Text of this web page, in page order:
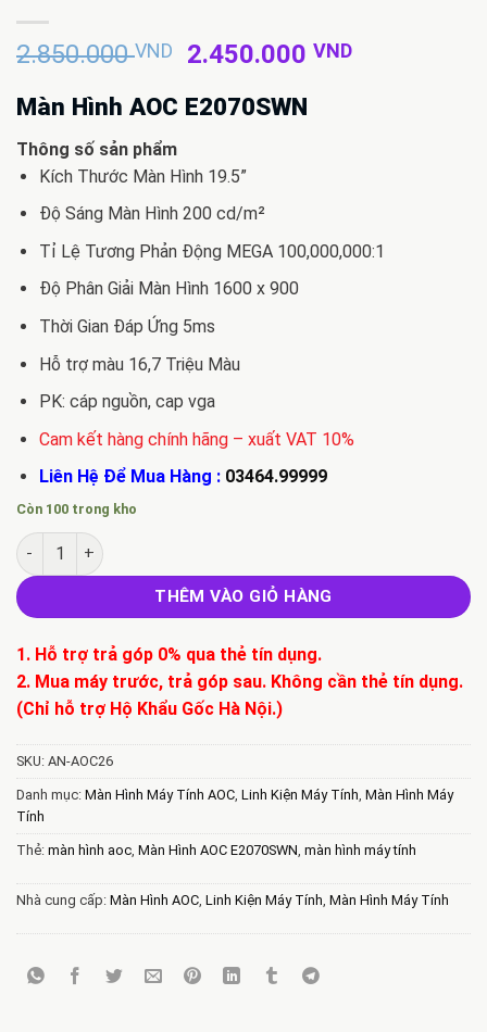
2.850.000VND
Giá
là:
2.450.000VNDGiá
Màn Hình AOC E2070SWN
Thông số sản phẩm
Kích Thước Màn Hình 19.5”
Độ Sáng Màn Hình 200 cd/m²
Tỉ Lệ Tương Phản Động MEGA 100,000,000:1
Độ Phân Giải Màn Hình 1600 x 900
Thời Gian Đáp Ứng 5ms
Hỗ trợ màu 16,7 Triệu Màu
PK: cáp nguồn, cap vga
Cam kết hàng chính hãng – xuất VAT 10%
Liên Hệ Để Mua Hàng : 03464.99999
Còn 100 trong kho
Bán Màn Hình AOC E2070SWN 20" VA 60Hz số lượng
THÊM VÀO GIỎ HÀNG
1. Hỗ trợ trả góp 0% qua thẻ tín dụng.
2. Mua máy trước, trả góp sau. Không cần thẻ tín dụng.
(Chỉ hỗ trợ Hộ Khẩu Gốc Hà Nội.)
SKU: AN-AOC26
Danh mục: Màn Hình Máy Tính AOC, Linh Kiện Máy Tính, Màn Hình Máy
Tính
Thẻ: màn hình aoc, Màn Hình AOC E2070SWN, màn hình máy tính
Nhà cung cấp: Màn Hình AOC, Linh Kiện Máy Tính, Màn Hình Máy Tính